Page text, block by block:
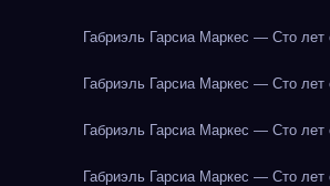
Габриэль Гарсиа Маркес — Сто лет
Габриэль Гарсиа Маркес — Сто лет
Габриэль Гарсиа Маркес — Сто лет
Габриэль Гарсиа Маркес — Сто лет